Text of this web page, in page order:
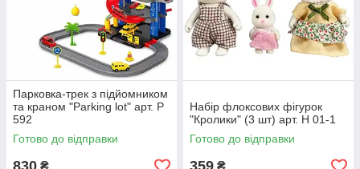
Парковка-трек з підйомником
та краном "Parking lot" арт. P
592
Готово до відправки
830 ₴
Набір флоксових фігурок
"Кролики" (3 шт) арт. H 01-1
Готово до відправки
359 ₴